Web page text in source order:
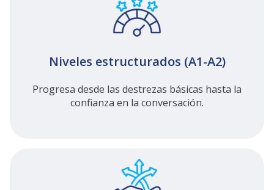
Niveles estructurados (A1-A2)
Progresa desde las destrezas básicas hasta la
confianza en la conversación.